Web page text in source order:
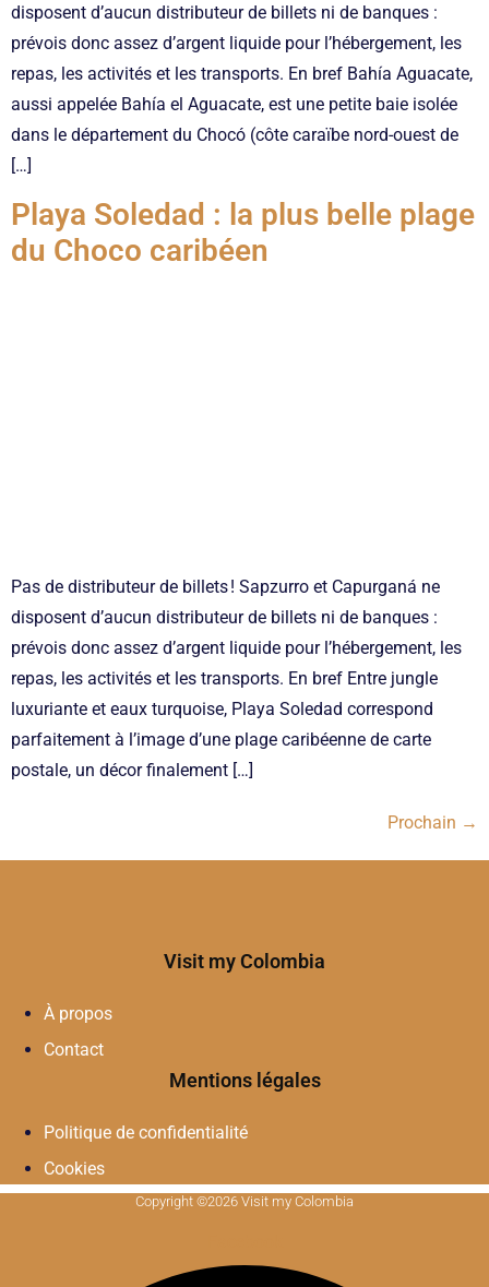
disposent d’aucun distributeur de billets ni de banques :
prévois donc assez d’argent liquide pour l’hébergement, les
repas, les activités et les transports. En bref Bahía Aguacate,
aussi appelée Bahía el Aguacate, est une petite baie isolée
dans le département du Chocó (côte caraïbe nord-ouest de
[…]
Playa Soledad : la plus belle plage
du Choco caribéen
Pas de distributeur de billets ! Sapzurro et Capurganá ne
disposent d’aucun distributeur de billets ni de banques :
prévois donc assez d’argent liquide pour l’hébergement, les
repas, les activités et les transports. En bref Entre jungle
luxuriante et eaux turquoise, Playa Soledad correspond
parfaitement à l’image d’une plage caribéenne de carte
postale, un décor finalement […]
Prochain →
Visit my Colombia
À propos
Contact
Mentions légales
Politique de confidentialité
Cookies
Copyright ©2026 Visit my Colombia